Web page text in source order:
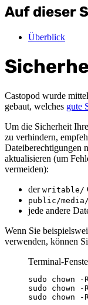
Auf dieser
Überblick
Castopod wurde
gebaut, welches gute
Um die Sicherheit
zu verhindern,
Dateiberechtigungen
aktualisieren (um
vermeiden):
der writable/
public/media/
jede andere
Wenn Sie
verwenden, können
Terminal-
sudo chown -
sudo
chown -
sudo
chown -